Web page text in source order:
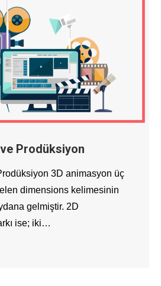
Prodüksiyon
3D animasyon üç
dimensions kelimesinin
gelmiştir. 2D
ise; iki…